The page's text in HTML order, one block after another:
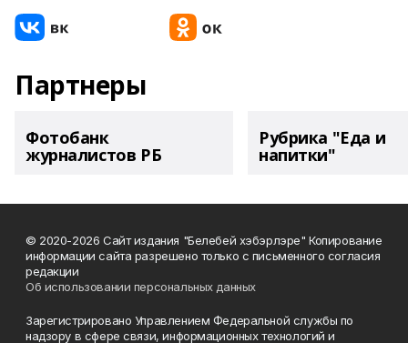
Партнеры
Фотобанк
журналистов РБ
Рубрика "Еда и
напитки"
© 2020-2026 Сайт издания "Белебей хэбэрлэре" Копирование
информации сайта разрешено только с письменного согласия
редакции
Об использовании персональных данных
Зарегистрировано Управлением Федеральной службы по
надзору в сфере связи, информационных технологий и